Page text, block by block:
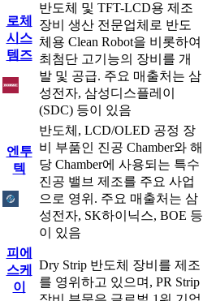
로체
시스
템즈
반도체 및 TFT-LCD용 제조
장비 생산 전문업체로 반도
체용 Clean Robot을 비롯하여
최첨단 고기능의 장비를 개
발 및 공급. 주요 매출처는 삼
성전자, 삼성디스플레이
(SDC) 등이 있음
엔투
텍
반도체, LCD/OLED 공정 장
비 부품인 진공 Chamber와 해
당 Chamber에 사용되는 특수
진공 밸브 제조를 주요 사업
으로 영위. 주요 매출처는 삼
성전자, SK하이닉스, BOE 등
이 있음
피에
스케
이
Dry Strip 반도체 장비를 제조
를 영위하고 있으며, PR Strip